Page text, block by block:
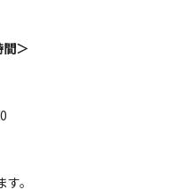
＞
。